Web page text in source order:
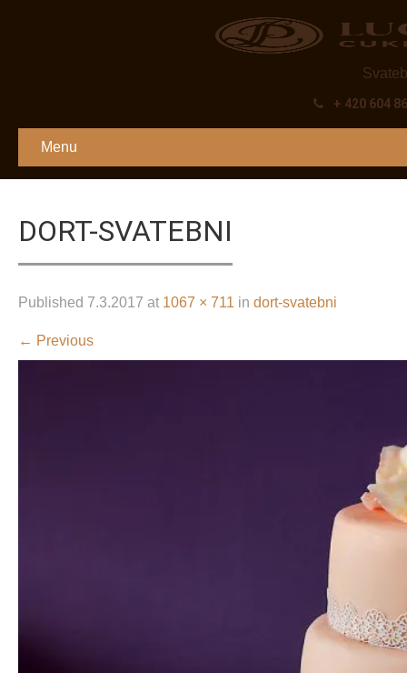
+ 420 604
Menu
DORT-SVATEBNI
Published 7.3.2017 at 1067 × 711 in dort-svatebni
← Previous